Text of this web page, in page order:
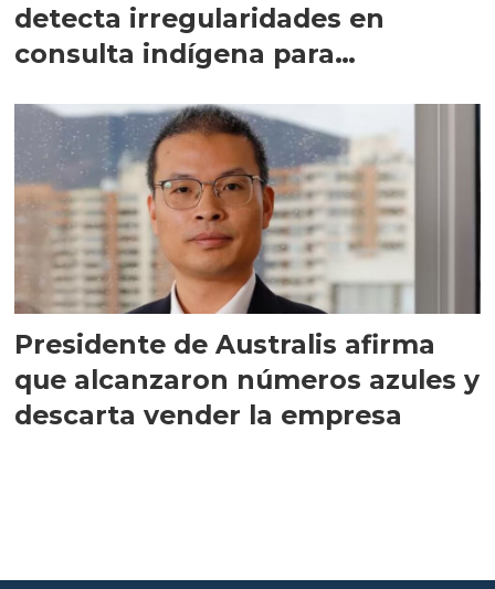
detecta irregularidades en
consulta indígena para
Presidente de Australis afirma
que alcanzaron números azules y
descarta vender la empresa